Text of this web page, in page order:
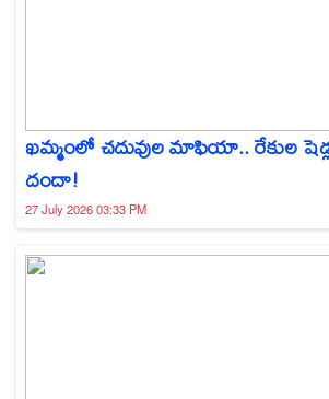
ఖమ్మంలో చదువుల మాఫియా.. రేకుల
దందా!
27 July 2026 03:33 PM